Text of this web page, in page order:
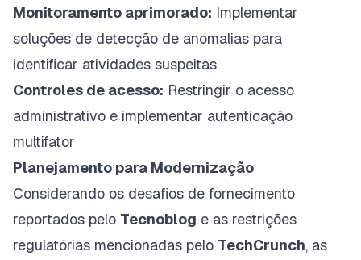
Monitoramento aprimorado: Implementar
soluções de detecção de anomalias para
identificar atividades suspeitas
Controles de acesso: Restringir o acesso
administrativo e implementar autenticação
multifator
Planejamento para Modernização
Considerando os desafios de fornecimento
reportados pelo Tecnoblog e as restrições
regulatórias mencionadas pelo TechCrunch, as